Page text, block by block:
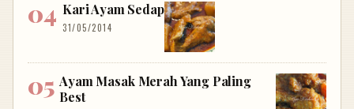
Kari Ayam Sedap
31/05/2014
Ayam Masak Merah Yang Paling
Best